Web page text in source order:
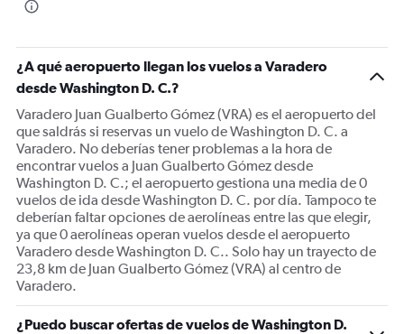
¿A qué aeropuerto llegan los vuelos a Varadero
desde Washington D. C.?
Varadero Juan Gualberto Gómez (VRA) es el aeropuerto del
que saldrás si reservas un vuelo de Washington D. C. a
Varadero. No deberías tener problemas a la hora de
encontrar vuelos a Juan Gualberto Gómez desde
Washington D. C.; el aeropuerto gestiona una media de 0
vuelos de ida desde Washington D. C. por día. Tampoco te
deberían faltar opciones de aerolíneas entre las que elegir,
ya que 0 aerolíneas operan vuelos desde el aeropuerto
Varadero desde Washington D. C.. Solo hay un trayecto de
23,8 km de Juan Gualberto Gómez (VRA) al centro de
Varadero.
¿Puedo buscar ofertas de vuelos de Washington D.